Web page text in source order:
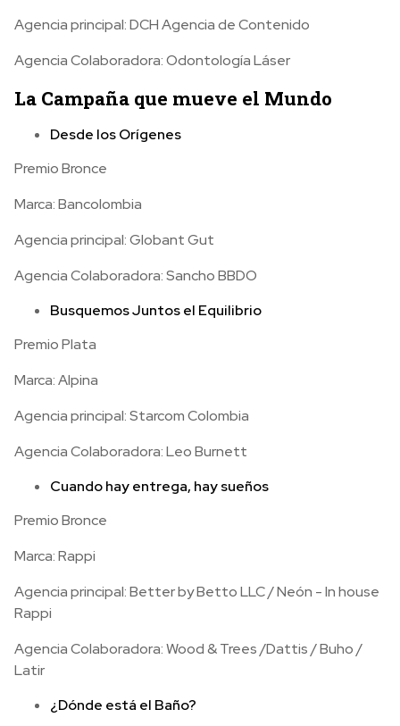
Agencia principal: DCH Agencia de Contenido
Agencia Colaboradora: Odontología Láser
La Campaña que mueve el Mundo
Desde los Orígenes
Premio Bronce
Marca: Bancolombia
Agencia principal: Globant Gut
Agencia Colaboradora: Sancho BBDO
Busquemos Juntos el Equilibrio
Premio Plata
Marca: Alpina
Agencia principal: Starcom Colombia
Agencia Colaboradora: Leo Burnett
Cuando hay entrega, hay sueños
Premio Bronce
Marca: Rappi
Agencia principal: Better by Betto LLC / Neón - In house
Rappi
Agencia Colaboradora: Wood & Trees /Dattis / Buho /
Latir
¿Dónde está el Baño?